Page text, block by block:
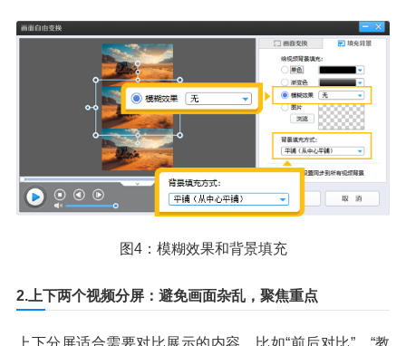
图4：模糊效果和背景填充
2.上下两个视频分屏：避免画面杂乱，聚焦重点
上下分屏适合需要对比展示的内容，比如“前后对比”、“教